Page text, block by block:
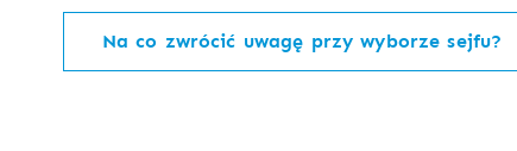
Na co zwrócić uwagę przy wyborze sejfu?